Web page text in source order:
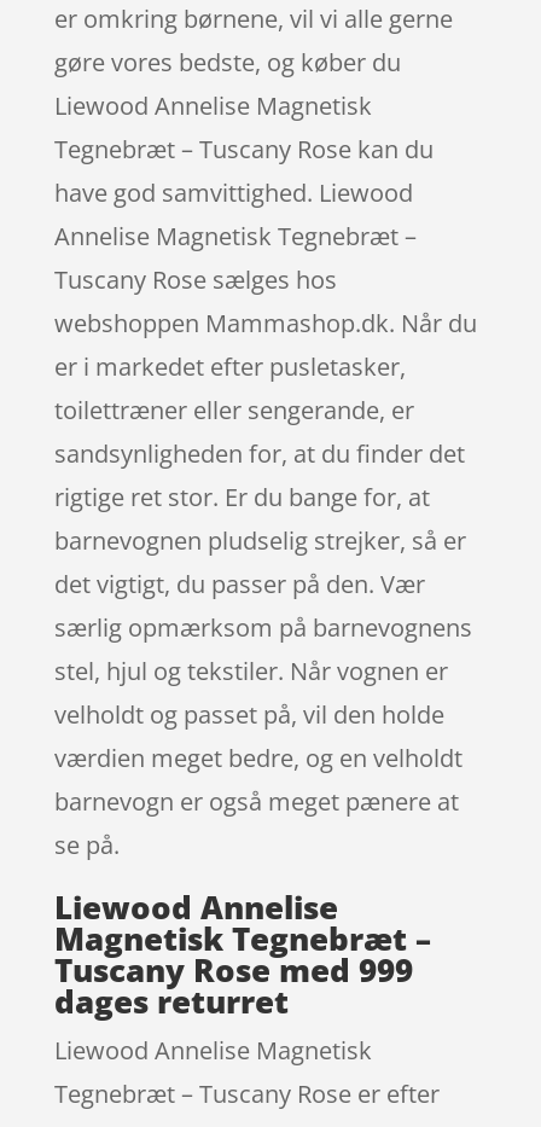
er omkring børnene, vil vi alle gerne
gøre vores bedste, og køber du
Liewood Annelise Magnetisk
Tegnebræt – Tuscany Rose kan du
have god samvittighed. Liewood
Annelise Magnetisk Tegnebræt –
Tuscany Rose sælges hos
webshoppen Mammashop.dk. Når du
er i markedet efter pusletasker,
toilettræner eller sengerande, er
sandsynligheden for, at du finder det
rigtige ret stor. Er du bange for, at
barnevognen pludselig strejker, så er
det vigtigt, du passer på den. Vær
særlig opmærksom på barnevognens
stel, hjul og tekstiler. Når vognen er
velholdt og passet på, vil den holde
værdien meget bedre, og en velholdt
barnevogn er også meget pænere at
se på.
Liewood Annelise
Magnetisk Tegnebræt –
Tuscany Rose med 999
dages returret
Liewood Annelise Magnetisk
Tegnebræt – Tuscany Rose er efter